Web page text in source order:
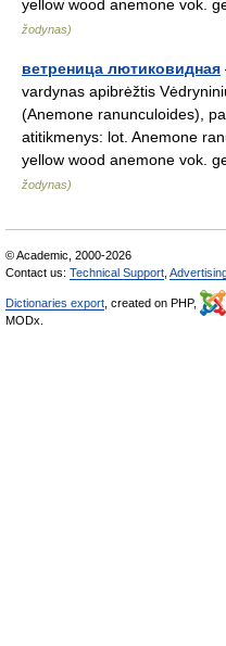
yellow wood anemone vok.
žodynas)
ветреница лютиковидная
vardynas apibrėžtis
(Anemone ranunculoides),
atitikmenys: lot. Anemone
yellow wood anemone vok.
žodynas)
© Academic, 2000-2026
Contact us: Technical Support
Dictionaries export , created on PHP,
MODx.